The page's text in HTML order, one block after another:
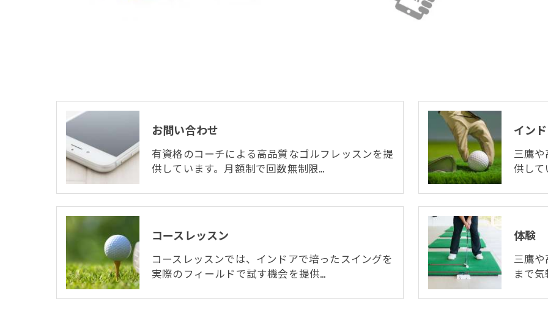
お問い合わせ
有資格のコーチによる高品質なゴルフレッスンを提
供しています。月額制で回数無制限…
イン
三鷹
供し
コースレッスン
コースレッスンでは、インドアで培ったスイングを
実際のフィールドで試す機会を提供…
体験
三鷹
まで